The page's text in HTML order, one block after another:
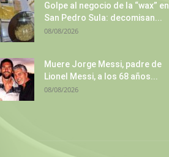
Golpe al negocio de la “wax” en
San Pedro Sula: decomisan...
08/08/2026
Muere Jorge Messi, padre de
Lionel Messi, a los 68 años...
08/08/2026